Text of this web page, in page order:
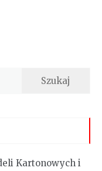
Kartonowych i